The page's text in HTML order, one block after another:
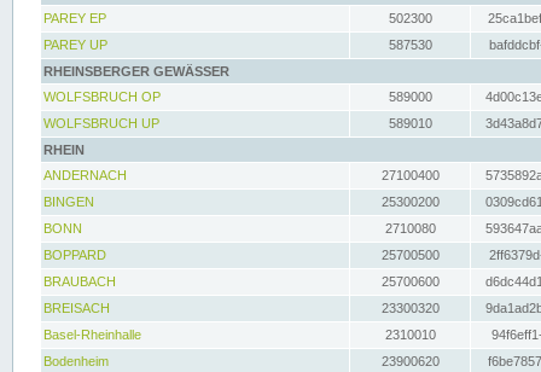
PAREY EP
502300
PAREY UP
587530
RHEINSBERGER GEWÄSSER
WOLFSBRUCH OP
589000
WOLFSBRUCH UP
589010
RHEIN
ANDERNACH
27100400
BINGEN
25300200
BONN
2710080
BOPPARD
25700500
BRAUBACH
25700600
BREISACH
23300320
Basel-Rheinhalle
2310010
Bodenheim
23900620